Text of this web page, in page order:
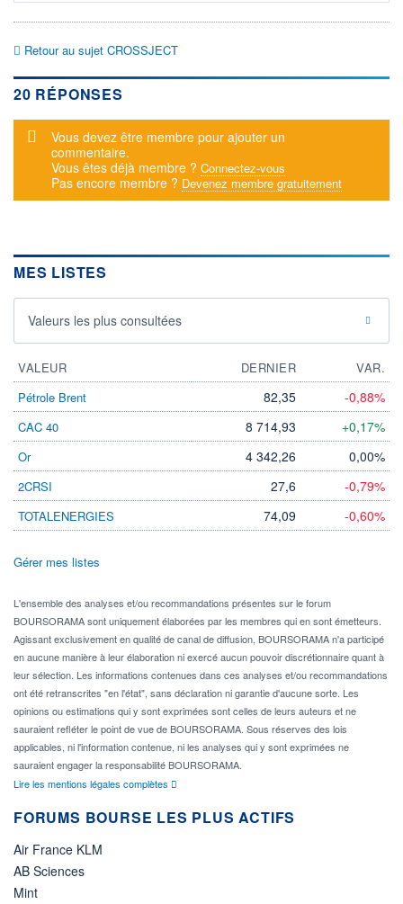
Retour au sujet CROSSJECT
20 RÉPONSES
Message d'alerte
Vous devez être membre pour ajouter un
commentaire.
Vous êtes déjà membre ? Connectez-vous
Pas encore membre ? Devenez membre gratuitement
MES LISTES
Valeurs les plus consultées
VALEUR DERNIER
VAR.
Pétrole Brent
82,35 -0,88%
CAC 40 8 714,93 +0,17%
Or 4 342,26 0,00%
2CRSI 27,6 -0,79%
TOTALENERGIES 74,09 -0,60%
Gérer mes listes
L'ensemble des analyses et/ou recommandations présentes sur le forum
BOURSORAMA sont uniquement élaborées par les membres qui en sont émetteurs.
Agissant exclusivement en qualité de canal de diffusion, BOURSORAMA n'a participé
en aucune manière à leur élaboration ni exercé aucun pouvoir discrétionnaire quant à
leur sélection. Les informations contenues dans ces analyses et/ou recommandations
ont été retranscrites "en l'état", sans déclaration ni garantie d'aucune sorte. Les
opinions ou estimations qui y sont exprimées sont celles de leurs auteurs et ne
sauraient refléter le point de vue de BOURSORAMA. Sous réserves des lois
applicables, ni l'information contenue, ni les analyses qui y sont exprimées ne
sauraient engager la responsabilité BOURSORAMA.
Lire les mentions légales complètes
FORUMS BOURSE LES PLUS ACTIFS
Air France KLM
AB Sciences
Mint